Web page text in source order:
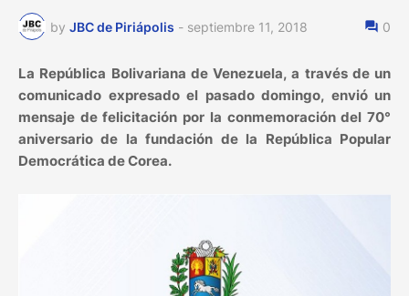
by JBC de Piriápolis - septiembre 11, 2018 0
La República Bolivariana de Venezuela, a través de un
comunicado expresado el pasado domingo, envió un
mensaje de felicitación por la conmemoración del 70°
aniversario de la fundación de la República Popular
Democrática de Corea.